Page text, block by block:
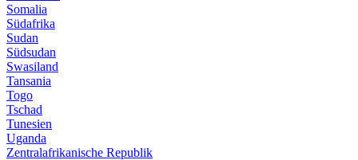
Somalia
Südafrika
Sudan
Südsudan
Swasiland
Tansania
Togo
Tschad
Tunesien
Uganda
Zentralafrikanische Republik